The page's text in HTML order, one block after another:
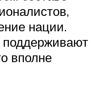
нации.
вполне